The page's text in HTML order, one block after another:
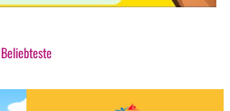
Beliebteste